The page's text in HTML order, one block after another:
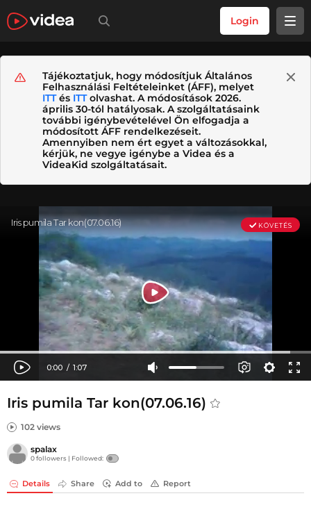
Login
Tájékoztatjuk, hogy módosítjuk Általános
Felhasználási Feltételeinket (ÁFF), melyet
ITTés ITTolvashat. A módosítások 2026.
április 30-tól hatályosak. A szolgáltatásaink
további igénybevételével Ön elfogadja a
módosított ÁFF rendelkezéseit.
Amennyiben nem ért egyet a változásokkal,
kérjük, ne vegye igénybe a Videa és a
VideaKid szolgáltatásait.
Iris pumila Tar kon(07.06.16)
102 views
spalax
0 followers | Followed:
Details Share Add to Report